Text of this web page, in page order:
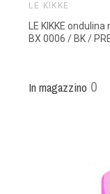
LE KIKKE
LE KIKKE
BX 0006 / BK /
In magazzino 0